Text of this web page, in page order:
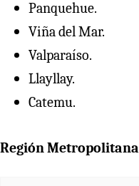
Panquehue.
Viña del Mar.
Valparaíso.
Llayllay.
Catemu.
Región Metropolitana